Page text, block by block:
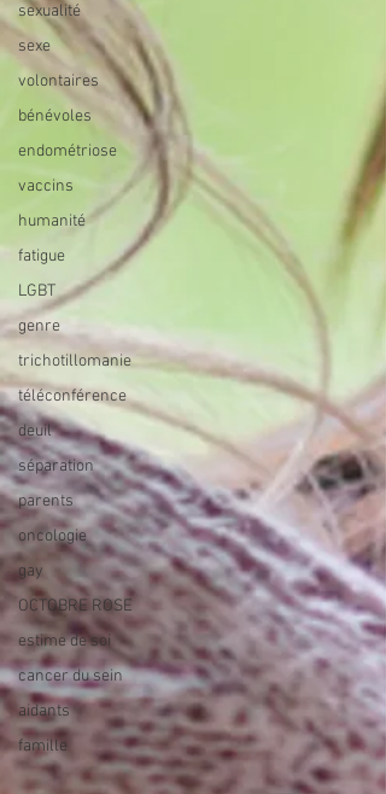
sexualité
sexe
volontaires
bénévoles
endométriose
vaccins
humanité
fatigue
LGBT
genre
trichotillomanie
téléconférence
deuil
séparation
parents
oncologie
gay
OCTOBRE ROSE
estime de soi
cancer du sein
aidants
famille